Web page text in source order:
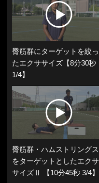
臀筋群にターゲットを絞っ
たエクササイズ【8分30秒
1/4】
臀筋群・ハムストリングス
をターゲットとしたエクサ
サイズⅡ 【10分45秒 3/4】